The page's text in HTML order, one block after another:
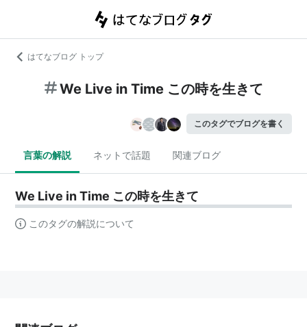
はてなブログ トップ
We Live in Time この時を生きて
このタグでブログを書く
言葉の解説 ネットで話題 関連ブログ
We Live in Time この時を生きて
このタグの解説について